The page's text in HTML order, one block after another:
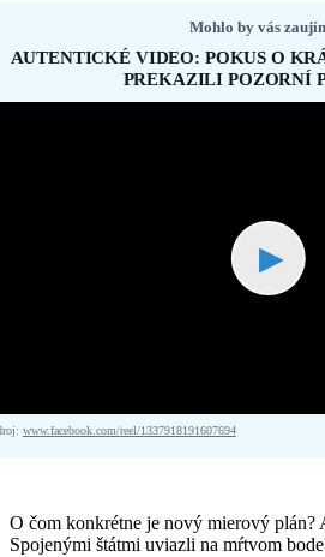
Mohlo by vás
AUTENTICKÉ VIDEO: POKUS O
PREKAZILI POZORNÍ
▶
www.facebook.com/reel/1337918191607694
O čom konkrétne je nový mierový plán?
Spojenými štátmi uviazli na mŕtvom